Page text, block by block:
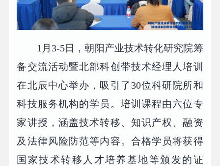
1月3-5日，朝阳产业技术转化研究院筹
备交流活动暨北部科创带技术经理人培训
在北辰中心举办，吸引了30位科研院所和
科技服务机构的学员。培训课程由六位专
家讲授，涵盖技术转移、知识产权、融资
及法律风险防范等内容。合格学员将获得
国家技术转移人才培养基地等颁发的证